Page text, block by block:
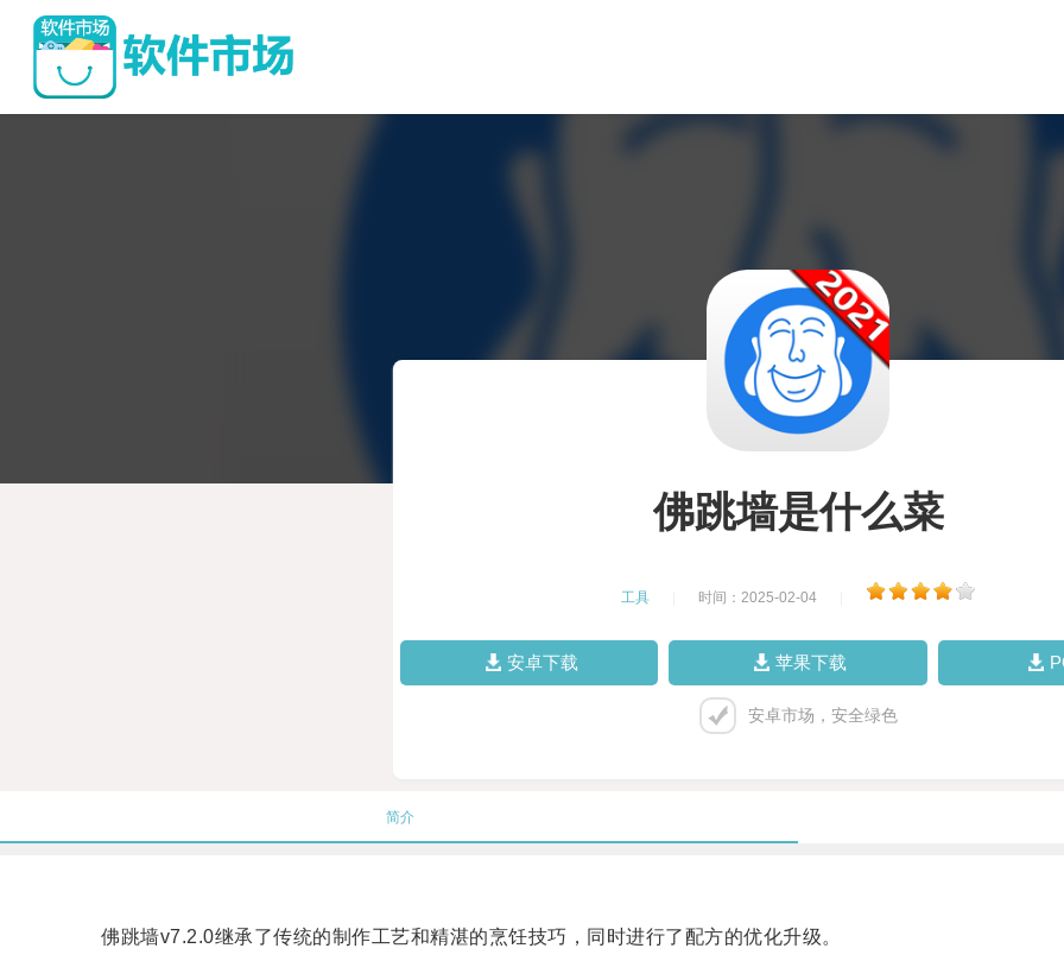
佛跳墙是什么菜
工具 时间：2025-02-04
安卓下载 苹果下载
安卓市场，安全绿色
简介
佛跳墙v7.2.0继承了传统的制作工艺和精湛的烹饪技巧，同时进行了配方的优化升级。